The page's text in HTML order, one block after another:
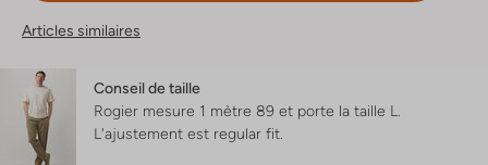
Articles similaires
Conseil de taille
Rogier mesure 1 mètre 89 et porte la taille L.
L'ajustement est regular fit